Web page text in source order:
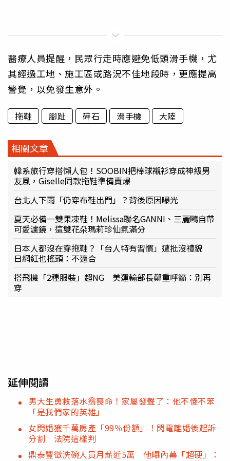
醫療人員提醒，民眾行走時應避免低頭滑手機，尤
其經過工地、施工區或路況不佳地段時，更應提高
警覺，以免發生意外。
拖鞋 腳趾 碎石 滑手機 大陸
相關文章
韓系旅行穿搭懶人包！SOOBIN把棒球襯衫穿成神級男
友風，Giselle同款拖鞋準備賣爆
台北人下雨「仍穿布鞋出門」？背後原因曝光
夏天必備一雙果凍鞋！Melissa聯名GANNI、三麗鷗自帶
可愛濾鏡，這雙花朵瑪莉珍仙氣滿分
日本人都沒在穿拖鞋？「台人特有習慣」遭批沒禮貌
日網紅也搖頭：不適合
搭飛機「2種服裝」超NG 美運輸部長鄭重呼籲：別再
穿
延伸閱讀
男大生勇救落水翁喪命！家屬發聲了：他不傻不笨
「是我們家的英雄」
女閃婚獲千萬房產「99％份額」！閃電離婚後起訴
分割 法院這樣判
鼎泰豐徵洗碗人員月薪近5萬 他曝內幕「超硬」：